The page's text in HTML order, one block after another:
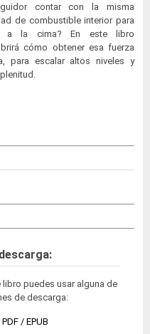
contar con la misma
de combustible interior para
a la cima? En este libro
cómo obtener esa fuerza
para escalar altos niveles y
puedes usar alguna de
de descarga:
/ EPUB